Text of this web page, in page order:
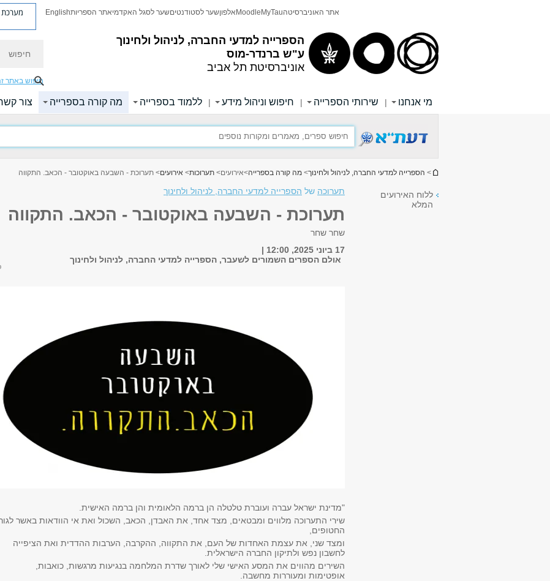
הספרייה למדעי החברה, לניהול ולחינוך
ע"ש ברנדר-מוס
אוניברסיטת תל אביב
אתר האוניברסיטהMyTau
Moodle אלפוןשער לסטודנטיםשער לסגל האקדמיאתר הספריותEnglish מערכת
חיפוש באתר
מי אנחנו | שירותי הספרייה | חיפוש וניהול מידע | ללמוד בספרייה מה קורה בספרייה צור
הינך נמצא כאן
> הספרייה למדעי החברה, לניהול ולחינוך> מה קורה בספרייה>אירועים> תערוכות> אירועים> תערוכת - השבעה באוקטובר - הכאב. התקווה
ללוח האירועים
המלא
תערוכה של הספרייה למדעי החברה, לניהול ולחינוך
תערוכת - השבעה באוקטובר - הכאב. התקווה
שחר שחר
17 ביוני 2025, 12:00
אולם הספרים השמורים לשעבר, הספרייה למדעי החברה, לניהול ולחינוך
"מדינת ישראל עברה ועוברת טלטלה הן ברמה הלאומית והן ברמה האישית.
שירי התערוכה מלווים ומבטאים, מצד אחד, את האבדן, הכאב, השכול ואת אי הוודאות באשר
החטופים,
ומצד שני, את עצמת האחדות של העם, את התקווה, ההקרבה, הערבות ההדדית ואת הציפייה
לחשבון נפש ולתיקון החברה הישראלית.
השירים מהווים את המסע האישי שלי לאורך שדרת המלחמה בנגיעות מרגשות, כואבות,
אופטימות ומעוררות מחשבה.